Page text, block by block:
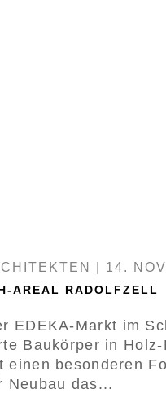
14.
AREAL RADOLFZELL
EDEKA-Markt im
Baukörper in
einen besonderen
Neubau das...